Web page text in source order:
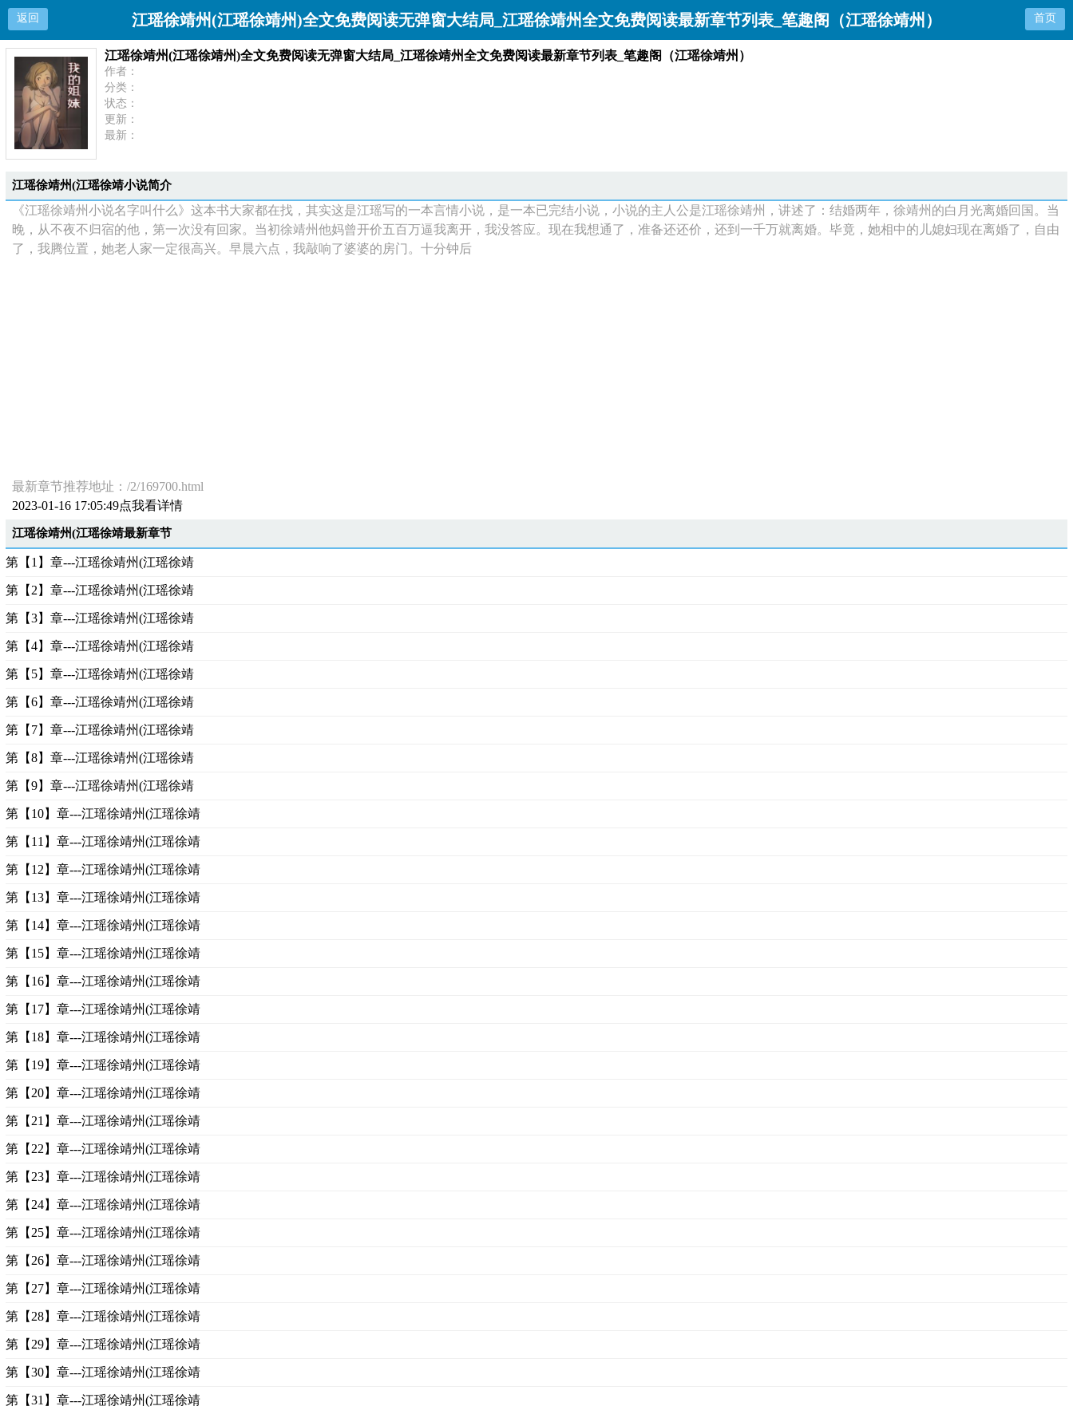
返回 江瑶徐靖州(江瑶徐靖州)全文免费阅读无弹窗大结局_江瑶徐靖州全文免费阅读最新章节列表_笔趣阁（江瑶徐靖州） 首页
江瑶徐靖州(江瑶徐靖州)全文免费阅读无弹窗大结局_江瑶徐靖州全文免费阅读最新章节列表_笔趣阁（江瑶徐靖州）
作者：
分类：
状态：
更新：
最新：
江瑶徐靖州(江瑶徐靖小说简介
《江瑶徐靖州小说名字叫什么》这本书大家都在找，其实这是江瑶写的一本言情小说，是一本已完结小说，小说的主人公是江瑶徐靖州，讲述了：结婚两年，徐靖州的白月光离婚回国。当
晚，从不夜不归宿的他，第一次没有回家。当初徐靖州他妈曾开价五百万逼我离开，我没答应。现在我想通了，准备还还价，还到一千万就离婚。毕竟，她相中的儿媳妇现在离婚了，自由
了，我腾位置，她老人家一定很高兴。早晨六点，我敲响了婆婆的房门。十分钟后
最新章节推荐地址：/2/169700.html
2023-01-16 17:05:49点我看详情
江瑶徐靖州(江瑶徐靖最新章节
第【1】章---江瑶徐靖州(江瑶徐靖
第【2】章---江瑶徐靖州(江瑶徐靖
第【3】章---江瑶徐靖州(江瑶徐靖
第【4】章---江瑶徐靖州(江瑶徐靖
第【5】章---江瑶徐靖州(江瑶徐靖
第【6】章---江瑶徐靖州(江瑶徐靖
第【7】章---江瑶徐靖州(江瑶徐靖
第【8】章---江瑶徐靖州(江瑶徐靖
第【9】章---江瑶徐靖州(江瑶徐靖
第【10】章---江瑶徐靖州(江瑶徐靖
第【11】章---江瑶徐靖州(江瑶徐靖
第【12】章---江瑶徐靖州(江瑶徐靖
第【13】章---江瑶徐靖州(江瑶徐靖
第【14】章---江瑶徐靖州(江瑶徐靖
第【15】章---江瑶徐靖州(江瑶徐靖
第【16】章---江瑶徐靖州(江瑶徐靖
第【17】章---江瑶徐靖州(江瑶徐靖
第【18】章---江瑶徐靖州(江瑶徐靖
第【19】章---江瑶徐靖州(江瑶徐靖
第【20】章---江瑶徐靖州(江瑶徐靖
第【21】章---江瑶徐靖州(江瑶徐靖
第【22】章---江瑶徐靖州(江瑶徐靖
第【23】章---江瑶徐靖州(江瑶徐靖
第【24】章---江瑶徐靖州(江瑶徐靖
第【25】章---江瑶徐靖州(江瑶徐靖
第【26】章---江瑶徐靖州(江瑶徐靖
第【27】章---江瑶徐靖州(江瑶徐靖
第【28】章---江瑶徐靖州(江瑶徐靖
第【29】章---江瑶徐靖州(江瑶徐靖
第【30】章---江瑶徐靖州(江瑶徐靖
第【31】章---江瑶徐靖州(江瑶徐靖